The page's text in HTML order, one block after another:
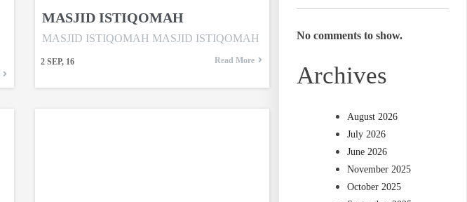
MASJID ISTIQOMAH
2 SEP, 16
MASJID ISTIQOMAH MASJID ISTIQOMAH
Read More
No comments to show.
Archives
August 2026
July 2026
June 2026
November 2025
October 2025